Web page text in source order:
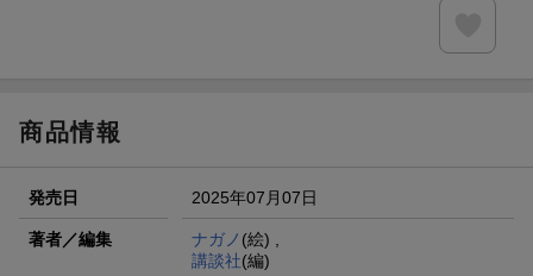
商品情報
発売日 2025年07月07日
著者／編集 ナガノ (絵) ,
講談社(編)